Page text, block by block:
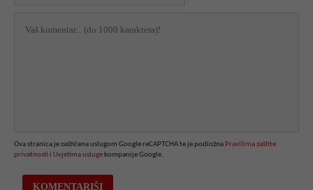
Ova stranica je zaštićena uslugom Google reCAPTCHA te je podložna Pravilima zaštite
privatnosti i Uvjetima usluge kompanije Google.